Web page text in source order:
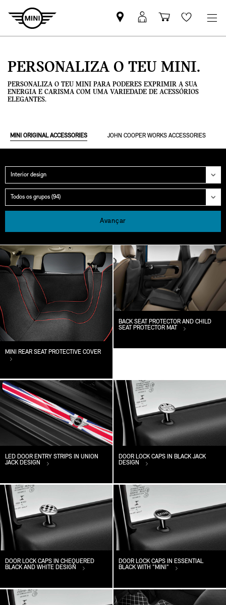
Pesquisar
parceiro
Iniciar
sessão
Carrinho
de
Wishlist
PERSONALIZA O TEU MINI.
PERSONALIZA O TEU MINI PARA PODERES EXPRIMIR A SUA
ENERGIA E CARISMA COM UMA VARIEDADE DE ACESSÓRIOS
ELEGANTES.
MINI ORIGINAL ACCESSORIES JOHN COOPER WORKS ACCESSORIES
Categoria
Grupo
Avançar
MINI REAR SEAT PROTECTIVE COVER
BACK SEAT PROTECTOR AND CHILD
SEAT PROTECTOR MAT
LED DOOR ENTRY STRIPS IN UNION
JACK DESIGN
DOOR LOCK CAPS IN BLACK JACK
DESIGN
DOOR LOCK CAPS IN CHEQUERED
BLACK AND WHITE DESIGN
DOOR LOCK CAPS IN ESSENTIAL
BLACK WITH "MINI"